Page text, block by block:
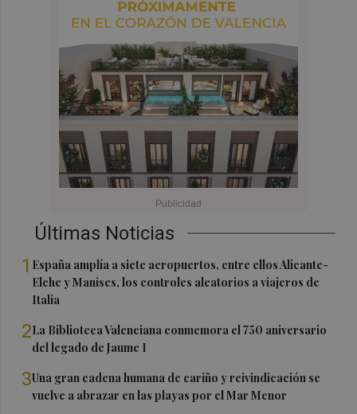
Últimas Noticias
1 España amplía a siete aeropuertos, entre ellos Alicante-
Elche y Manises, los controles aleatorios a viajeros de
Italia
2La Biblioteca Valenciana conmemora el 750 aniversario
del legado de Jaume I
3Una gran cadena humana de cariño y reivindicación se
vuelve a abrazar en las playas por el Mar Menor